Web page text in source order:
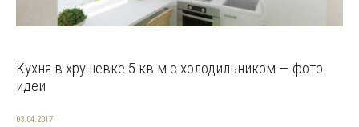
Кухня в хрущевке 5 кв м с холодильником — фото
идеи
03.04.2017